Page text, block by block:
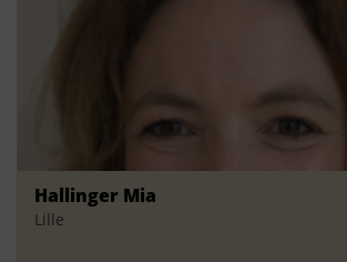
Hallinger Mia
Lille